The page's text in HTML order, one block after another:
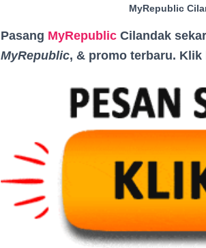
MyRepublic
Pasang MyRepublic Cilandak
MyRepublic, & promo terbaru.